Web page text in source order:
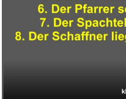
Technical